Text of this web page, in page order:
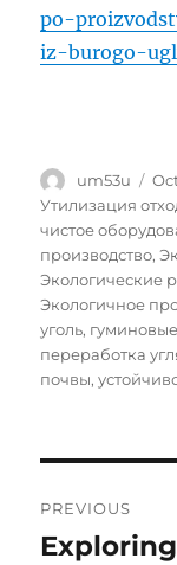
po-
iz-burogo-
Author
um53u
on
Утилизация
чистое
производство,
Экологические
Экологичное
уголь,
переработка
почвы,
PREVIOUS
Previous